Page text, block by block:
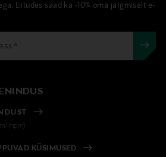
Liitudes saad ka -10% oma järgmiselt e-
mpm)
KÜSIMUSED